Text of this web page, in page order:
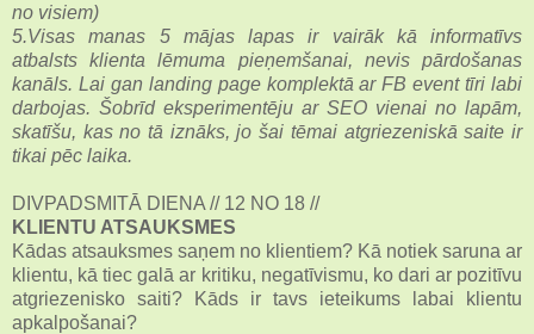
no visiem)
5.Visas manas 5 mājas lapas ir vairāk kā informatīvs
atbalsts klienta lēmuma pieņemšanai, nevis pārdošanas
kanāls. Lai gan landing page komplektā ar FB event tīri labi
darbojas. Šobrīd eksperimentēju ar SEO vienai no lapām,
skatīšu, kas no tā iznāks, jo šai tēmai atgriezeniskā saite ir
tikai pēc laika.
DIVPADSMITĀ DIENA // 12 NO 18 //
KLIENTU ATSAUKSMES
Kādas atsauksmes saņem no klientiem? Kā notiek saruna ar
klientu, kā tiec galā ar kritiku, negatīvismu, ko dari ar pozitīvu
atgriezenisko saiti? Kāds ir tavs ieteikums labai klientu
apkalpošanai?